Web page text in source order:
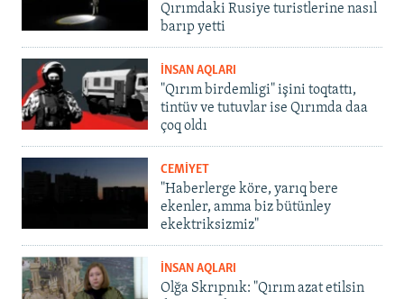
Qırımdaki Rusiye turistlerine nasıl
barıp yetti
İNSAN AQLARI
"Qırım birdemligi" işini toqtattı,
tintüv ve tutuvlar ise Qırımda daa
çoq oldı
CEMİYET
"Haberlerge köre, yarıq bere
ekenler, amma biz bütünley
ekektriksizmiz"
İNSAN AQLARI
Olğa Skrıpnık: "Qırım azat etilsin